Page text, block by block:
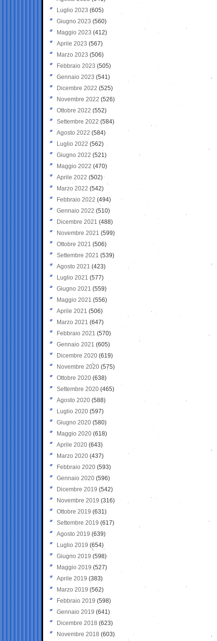
Luglio 2023 (605)
Giugno 2023 (560)
Maggio 2023 (412)
Aprile 2023 (567)
Marzo 2023 (506)
Febbraio 2023 (505)
Gennaio 2023 (541)
Dicembre 2022 (525)
Novembre 2022 (526)
Ottobre 2022 (552)
Settembre 2022 (584)
Agosto 2022 (584)
Luglio 2022 (562)
Giugno 2022 (521)
Maggio 2022 (470)
Aprile 2022 (502)
Marzo 2022 (542)
Febbraio 2022 (494)
Gennaio 2022 (510)
Dicembre 2021 (488)
Novembre 2021 (599)
Ottobre 2021 (506)
Settembre 2021 (539)
Agosto 2021 (423)
Luglio 2021 (577)
Giugno 2021(559)
Maggio 2021 (556)
Aprile 2021 (506)
Marzo 2021 (647)
Febbraio 2021 (570)
Gennaio 2021 (605)
Dicembre 2020 (619)
Novembre 2020 (575)
Ottobre 2020 (638)
Settembre 2020(465)
Agosto 2020 (588)
Luglio 2020 (597)
Giugno 2020 (580)
Maggio 2020 (618)
Aprile 2020 (643)
Marzo 2020 (437)
Febbraio 2020 (593)
Gennaio 2020 (596)
Dicembre 2019 (542)
Novembre 2019 (316)
Ottobre 2019 (631)
Settembre 2019 (617)
Agosto 2019 (639)
Luglio 2019 (654)
Giugno 2019 (598)
Maggio 2019 (527)
Aprile 2019 (383)
Marzo 2019 (562)
Febbraio 2019 (598)
Gennaio 2019 (641)
Dicembre 2018 (623)
Novembre 2018 (603)